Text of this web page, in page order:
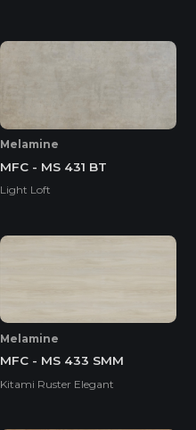
Melamine
MFC - MS 431 BT
Light Loft
Melamine
MFC - MS 433 SMM
Kitami Ruster Elegant